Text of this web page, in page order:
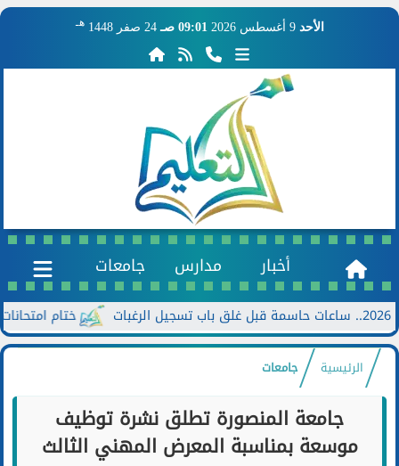
الأحد 9 أغسطس 2026 09:01 صـ 24 صفر 1448 هـ
أخبار مدارس جامعات
ختام امتحانات الدور الثاني
الرئيسية جامعات
جامعة المنصورة تطلق نشرة توظيف
موسعة بمناسبة المعرض المهني الثالث